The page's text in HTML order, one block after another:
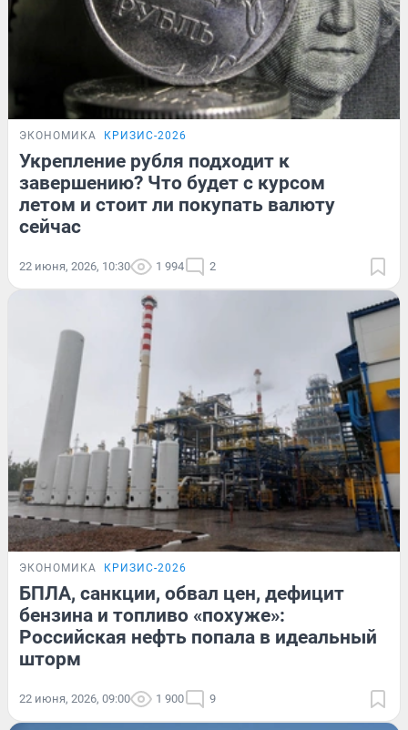
ЭКОНОМИКА КРИЗИС-2026
Укрепление рубля подходит к
завершению? Что будет с курсом
летом и стоит ли покупать валюту
сейчас
22 июня, 2026, 10:30 1 994 2
ЭКОНОМИКА КРИЗИС-2026
БПЛА, санкции, обвал цен, дефицит
бензина и топливо «похуже»:
Российская нефть попала в идеальный
шторм
22 июня, 2026, 09:00 1 900 9